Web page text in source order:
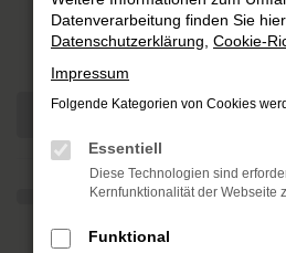
Bei Autohaus
immer das
Datenverarbeitung finden Sie
Datenschutzerklärung Cookie-
Impressum
Folgende Kategorien von Cookies
Essentiell
Diese Technologien sind
Kernfunktionalität der Webseite
Funktional